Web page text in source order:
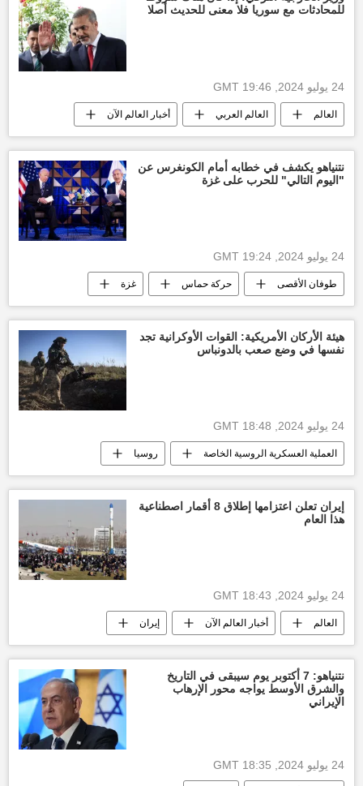
للمحادثات مع سوريا فلا معنى للحديث أصلا
24 يوليو 2024, 19:46 GMT
العالم العالم العربي أخبار العالم الآن
أخبار تركيا اليوم أخبار سوريا اليوم
بشار الأسد رجب طيب أردوغان
الأخبار
نتنياهو يكشف في خطابه أمام الكونغرس عن
"اليوم التالي" للحرب على غزة
24 يوليو 2024, 19:24 GMT
طوفان الأقصى حركة حماس غزة
التصعيد العسكري بين غزة وإسرائيل
العدوان الإسرائيلي على غزة قطاع غزة
وقف إطلاق النار بين قطاع غزة وإسرائيل
بنيامين نتنياهو
هيئة الأركان الأمريكية: القوات الأوكرانية تجد
نفسها في وضع صعب بالدونباس
24 يوليو 2024, 18:48 GMT
العملية العسكرية الروسية الخاصة روسيا
رصد عسكري
إيران تعلن اعتزامها إطلاق 8 أقمار اصطناعية
هذا العام
24 يوليو 2024, 18:43 GMT
العالم أخبار العالم الآن إيران
أخبار إيران الأخبار
نتنياهو: 7 أكتوبر يوم سيبقى في التاريخ
والشرق الأوسط يواجه محور الإرهاب
الإيراني
24 يوليو 2024, 18:35 GMT